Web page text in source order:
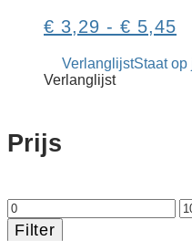
€ 3,29 - € 5,45
VerlanglijstStaat op
Verlanglijst
Prijs
Min.
prijs
Filter